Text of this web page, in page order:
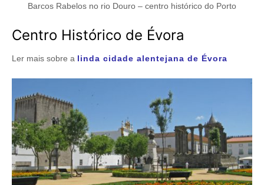
Barcos Rabelos no rio Douro – centro histórico do Porto
Centro Histórico de Évora
Ler mais sobre a linda cidade alentejana de Évora